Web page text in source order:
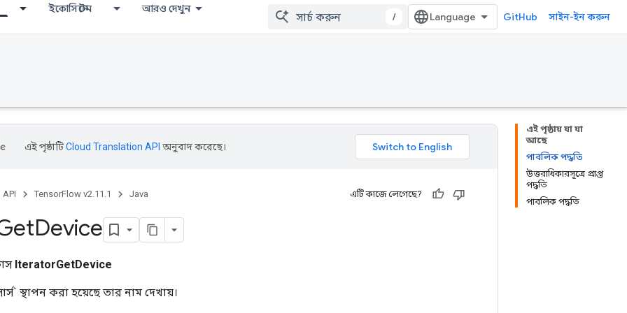
ইকোসিস্টেম আরও দেখুন
/ GitHub সাইন-ইন করুন
এই পৃষ্ঠায় যা যা
আছে
পাবলিক পদ্ধতি
উত্তরাধিকারসূত্রে প্রাপ্ত
পদ্ধতি
পাবলিক পদ্ধতি
এই পৃষ্ঠাটিCloud Translation API অনুবাদ করেছে।
API TensorFlow v2.11.1 Java এটি কাজে লেগেছে?
Device
IteratorGetDevice
স্থাপন করা হয়েছে তার নাম দেখায়।